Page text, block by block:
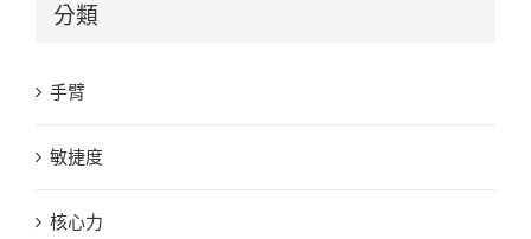
分類
手臂
敏捷度
核心力